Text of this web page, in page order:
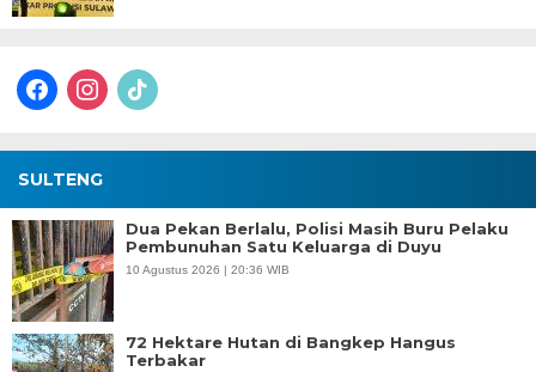
facebookinstagram
tiktok
SULTENG
Dua Pekan Berlalu, Polisi Masih Buru Pelaku
Pembunuhan Satu Keluarga di Duyu
10 Agustus 2026 | 20:36 WIB
72 Hektare Hutan di Bangkep Hangus
Terbakar